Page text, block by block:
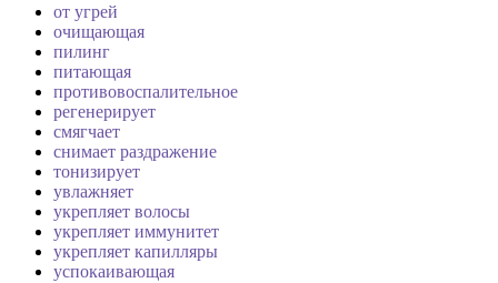
от угрей
очищающая
пилинг
питающая
противовоспалительное
регенерирует
смягчает
снимает раздражение
тонизирует
увлажняет
укрепляет волосы
укрепляет иммунитет
укрепляет капилляры
успокаивающая